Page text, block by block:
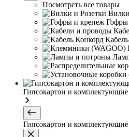
Посмотреть все товары
Гофры
Гипсокартон и комплектующие
Гипсокартон и комплектующие